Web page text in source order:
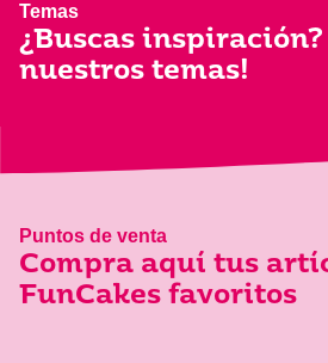
Temas
¿Buscas inspiración?
nuestros temas!
Puntos de venta
Compra aquí tus
FunCakes favoritos